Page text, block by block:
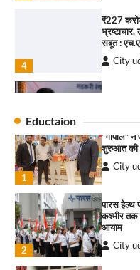
4
₹227
सबूत :
City
1
“वोकल
का बढ़ता
City
सोलर
Eductaion
राहुल
की कसम:
City
1
“गोपाल”
शुरुआत की
City
2
पारस हेल्थ
कश्मीर तक
आयाम
City